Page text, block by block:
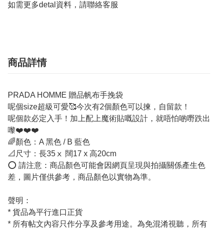
如需更多detal資料，請聯絡客服
商品詳情
PRADA HOMME 贈品帆布手挽袋
呢個size超級可愛🥰今次有2個顏色可以揀，自留款！
呢個款必定入手！加上配上魔術貼嘅設計，就唔怕啲嘢跌出
嚟❤️❤️❤️
🌈顏色：A 黑色 / B 藍色
📐尺寸：長35ⅹ 闊17 x 高20cm
⭕ 請注意：商品顏色可能會因網頁呈現與拍攝關係產生色
差，圖片僅供參考，商品顏色以實物為準。
聲明：
* 貨品為平行進口正貨
* 所有帖文內容只作分享及參考用途。為免混淆視聽，所有